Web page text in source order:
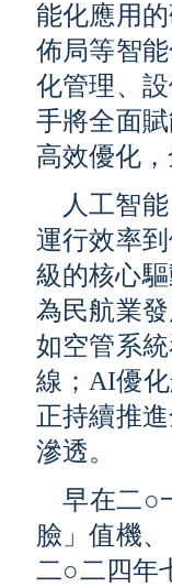
能化應用
佈局等智
化管理、
手將全面
高效優化
人工智
運行效率
級的核心
為民航業
如空管系
線；AI優
正持續推
滲透。
早在二○
臉」值機
二○二四年